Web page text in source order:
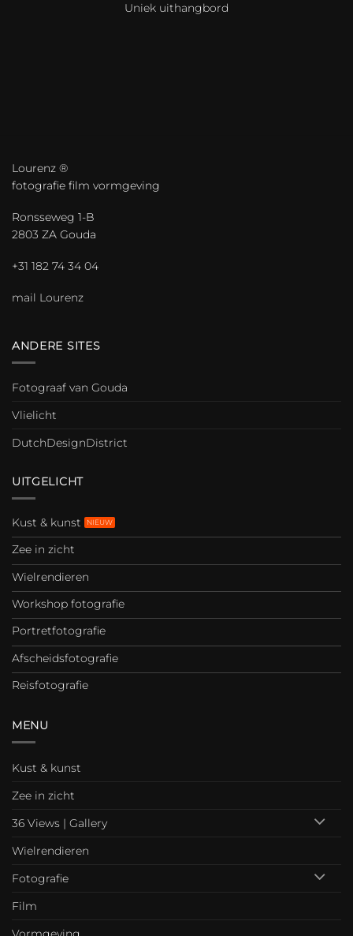
Uniek uithangbord
Lourenz ®
fotografie film vormgeving
Ronsseweg 1-B
2803 ZA Gouda
+31 182 74 34 04
mail Lourenz
ANDERE SITES
Fotograaf van Gouda
Vlielicht
DutchDesignDistrict
UITGELICHT
Kust & kunst
Zee in zicht
Wielrendieren
Workshop fotografie
Portretfotografie
Afscheidsfotografie
Reisfotografie
MENU
Kust & kunst
Zee in zicht
36 Views | Gallery
Wielrendieren
Fotografie
Film